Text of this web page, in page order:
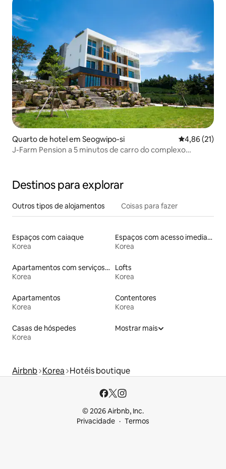
Quarto de hotel em Seogwipo-si Classificação
4,86 (21)
J-Farm Pension a 5 minutos de carro do complexo
disponível
Destinos para explorar
Outros tipos de alojamentos Coisas para fazer
Espaços com caiaque
Korea
Espaços com acesso imediato às pistas de esqui
Korea
Apartamentos com serviços incluídos
Korea
Lofts
Korea
Apartamentos
Korea
Contentores
Korea
Casas de hóspedes
Korea
Mostrar mais
Airbnb Korea Hotéis boutique
© 2026 Airbnb, Inc.
Privacidade
Termos